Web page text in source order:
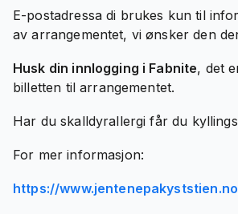
E-postadressa di brukes kun til
av arrangementet, vi ønsker den
Husk din innlogging i Fabnite, det
billetten til arrangementet.
Har du skalldyrallergi får du
For mer informasjon:
https://